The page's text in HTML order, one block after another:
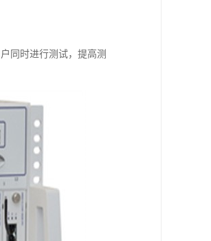
同时进行测试，提高测